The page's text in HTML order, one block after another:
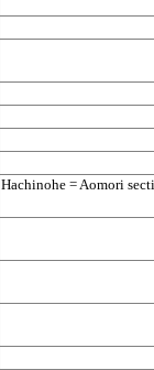
Hachinohe = Aomori